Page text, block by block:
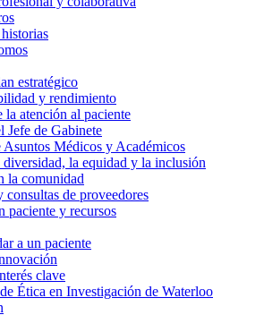
estratégico
y rendimiento
la atención al paciente
Jefe de Gabinete
Médicos y Académicos
diversidad, la equidad y la inclusión
la comunidad
consultas de proveedores
paciente y recursos
a un paciente
clave
Ética en Investigación de Waterloo